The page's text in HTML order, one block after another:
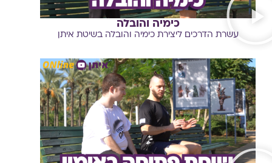
כימיה והובלה
עשרת הדרכים ליצירת כימיה והובלה בשיטת איתן